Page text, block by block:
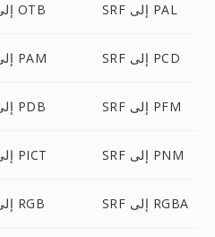
SRF إلى OTB SRF إلى PAL
SRF إلى PAM SRF إلى PCD
SRF إلى PDB SRF إلى PFM
SRF إلى PICT SRF إلى PNM
SRF إلى RGB SRF إلى RGBA